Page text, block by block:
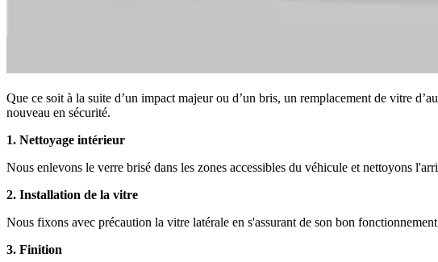
Que ce soit à la suite d’un impact majeur ou d’un bris, un remplacement de vitre
nouveau en sécurité.
1. Nettoyage intérieur
Nous enlevons le verre brisé dans les zones accessibles du véhicule et nettoyons
2. Installation de la vitre
Nous fixons avec précaution la vitre latérale en s'assurant de son bon
3. Finition